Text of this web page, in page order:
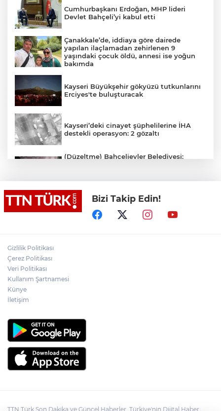
Cumhurbaşkanı Erdoğan, MHP lideri
Devlet Bahçeli’yi kabul etti
Çanakkale’de, iddiaya göre dairede
yapılan ilaçlamadan zehirlenen 9
yaşındaki çocuk öldü, annesi ise yoğun
bakımda
Kayseri Büyükşehir gökyüzü tutkunlarını
Erciyes'te buluşturacak
Kayseri’deki cinayet şüphelilerine İHA
destekli operasyon: 2 gözaltı
(Düzeltme) Bahçelievler Belediyesi:
bir can kaybı veya yaralanma
Adalet Bakanı Gürlek eski Özel Harekat
Başkanı Behçet Oktay’ın yakınlarını
Bakan Yumaklı: "İspanya’da
Bizi Takip Edin!
Gizlilik Politikası
Çerez Politikası
Veri Politikası
Kullanım Şartnamesi
Künye
İletişim
TTN Türk Son Dakika ve Güncel Haberler, Türkiye'nin Dijital Haber